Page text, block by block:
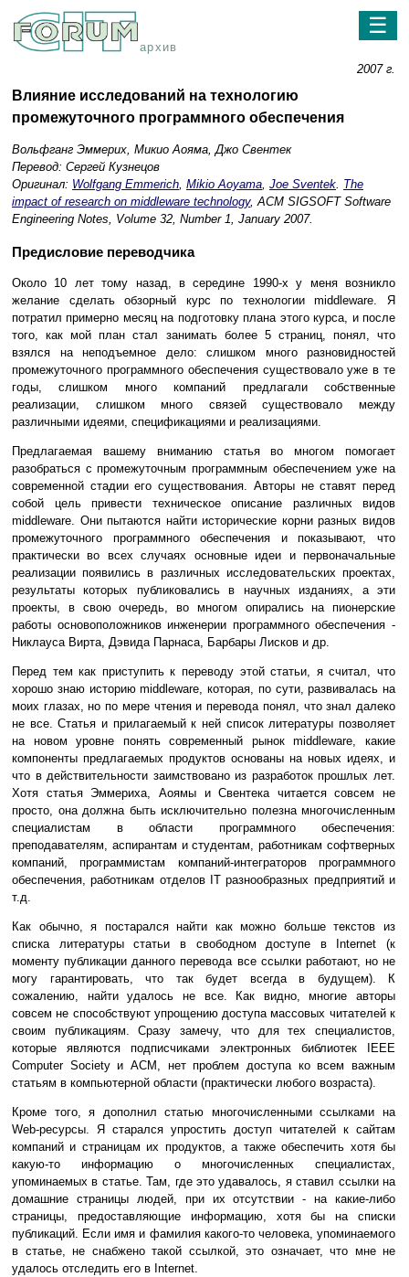
архив
☰
2007 г.
Влияние исследований на технологию
промежуточного программного обеспечения
Вольфганг Эммерих, Микио Аояма, Джо Свентек
Перевод: Сергей Кузнецов
Оригинал: Wolfgang Emmerich, Mikio Aoyama, Joe Sventek. The
impact of research on middleware technology, ACM SIGSOFT Software
Engineering Notes, Volume 32, Number 1, January 2007.
Предисловие переводчика
Около 10 лет тому назад, в середине 1990-х у меня возникло
желание сделать обзорный курс по технологии middleware. Я
потратил примерно месяц на подготовку плана этого курса, и после
того, как мой план стал занимать более 5 страниц, понял, что
взялся на неподъемное дело: слишком много разновидностей
промежуточного программного обеспечения существовало уже в те
годы, слишком много компаний предлагали собственные
реализации, слишком много связей существовало между
различными идеями, спецификациями и реализациями.
Предлагаемая вашему вниманию статья во многом помогает
разобраться с промежуточным программным обеспечением уже на
современной стадии его существования. Авторы не ставят перед
собой цель привести техническое описание различных видов
middleware. Они пытаются найти исторические корни разных видов
промежуточного программного обеспечения и показывают, что
практически во всех случаях основные идеи и первоначальные
реализации появились в различных исследовательских проектах,
результаты которых публиковались в научных изданиях, а эти
проекты, в свою очередь, во многом опирались на пионерские
работы основоположников инженерии программного обеспечения -
Никлауса Вирта, Дэвида Парнаса, Барбары Лисков и др.
Перед тем как приступить к переводу этой статьи, я считал, что
хорошо знаю историю middleware, которая, по сути, развивалась на
моих глазах, но по мере чтения и перевода понял, что знал далеко
не все. Статья и прилагаемый к ней список литературы позволяет
на новом уровне понять современный рынок middleware, какие
компоненты предлагаемых продуктов основаны на новых идеях, и
что в действительности заимствовано из разработок прошлых лет.
Хотя статья Эммериха, Аоямы и Свентека читается совсем не
просто, она должна быть исключительно полезна многочисленным
специалистам в области программного обеспечения:
преподавателям, аспирантам и студентам, работникам софтверных
компаний, программистам компаний-интеграторов программного
обеспечения, работникам отделов IT разнообразных предприятий и
т.д.
Как обычно, я постарался найти как можно больше текстов из
списка литературы статьи в свободном доступе в Internet (к
моменту публикации данного перевода все ссылки работают, но не
могу гарантировать, что так будет всегда в будущем). К
сожалению, найти удалось не все. Как видно, многие авторы
совсем не способствуют упрощению доступа массовых читателей к
своим публикациям. Сразу замечу, что для тех специалистов,
которые являются подписчиками электронных библиотек IEEE
Computer Society и ACM, нет проблем доступа ко всем важным
статьям в компьютерной области (практически любого возраста).
Кроме того, я дополнил статью многочисленными ссылками на
Web-ресурсы. Я старался упростить доступ читателей к сайтам
компаний и страницам их продуктов, а также обеспечить хотя бы
какую-то информацию о многочисленных специалистах,
упоминаемых в статье. Там, где это удавалось, я ставил ссылки на
домашние страницы людей, при их отсутствии - на какие-либо
страницы, предоставляющие информацию, хотя бы на списки
публикаций. Если имя и фамилия какого-то человека, упоминаемого
в статье, не снабжено такой ссылкой, это означает, что мне не
удалось отследить его в Internet.